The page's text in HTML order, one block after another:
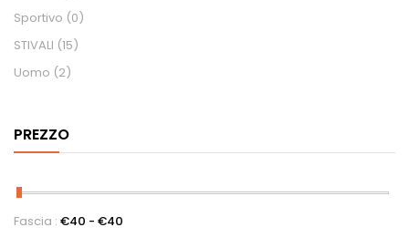
Sportivo (0)
STIVALI (15)
Uomo (2)
PREZZO
Fascia : €40 - €40